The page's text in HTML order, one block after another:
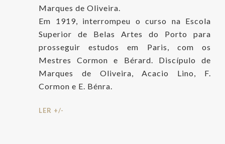
Marques de Oliveira.
Em 1919, interrompeu o curso na Escola
Superior de Belas Artes do Porto para
prosseguir estudos em Paris, com os
Mestres Cormon e Bérard. Discípulo de
Marques de Oliveira, Acacio Lino, F.
Cormon e E. Bénra.
LER +/-